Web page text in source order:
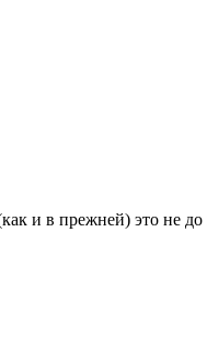
и в прежней) это не